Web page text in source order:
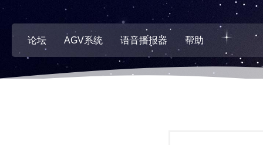
论坛 AGV系统 语音播报器 帮助